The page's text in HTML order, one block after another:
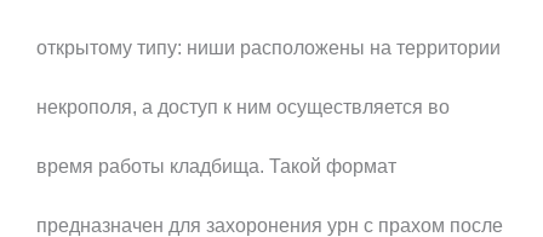
открытому типу: ниши расположены на территории
некрополя, а доступ к ним осуществляется во
время работы кладбища. Такой формат
предназначен для захоронения урн с прахом после